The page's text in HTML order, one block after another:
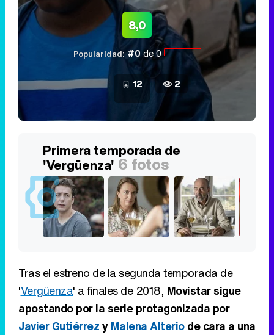
8,0
Popularidad: #0de 0
12 2
Primera temporada de
'Vergüenza' 6 fotos
Tras el estreno de la segunda temporada de
'Vergüenza' a finales de 2018, Movistar sigue
apostando por la serie protagonizada por
Javier GutiérrezyMalena Alteriode cara a una